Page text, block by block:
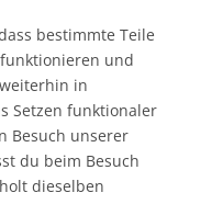
bestimmte Teile
und
in
Setzen funktionaler
Besuch unserer
du beim Besuch
dieselben